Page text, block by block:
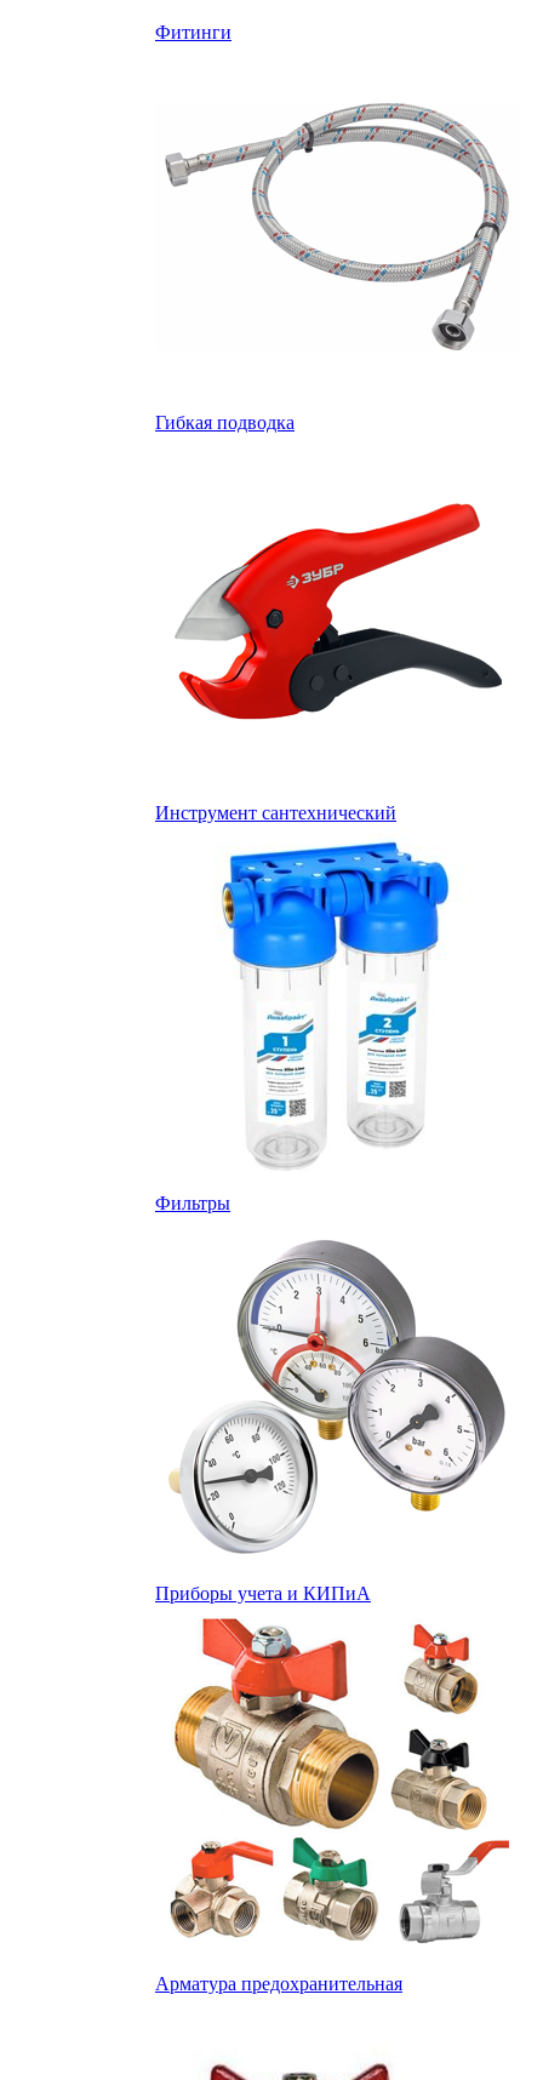
Фитинги
Гибкая подводка
Инструмент сантехнический
Фильтры
Приборы учета и КИПиА
Арматура предохранительная